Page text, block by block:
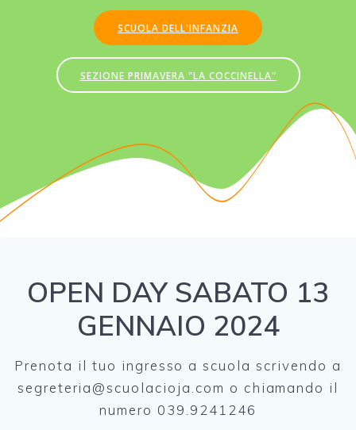
SCUOLA DELL'INFANZIA
SEZIONE PRIMAVERA "LA COCCINELLA"
OPEN DAY SABATO 13
GENNAIO 2024
Prenota il tuo ingresso a scuola scrivendo a
segreteria@scuolacioja.com o chiamando il
numero 039.9241246